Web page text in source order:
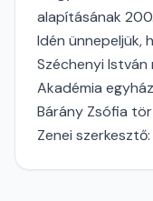
alapításának
Idén ünnepeljük,
Széchenyi
Akadémia
Bárány Zsófia
Zenei